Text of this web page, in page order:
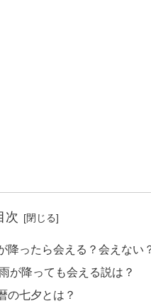
次
降ったら会える？会えない
が降っても会える説は？
の七夕とは？